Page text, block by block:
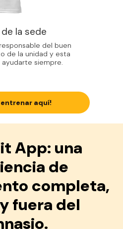
la sede
del buen
de la unidad y esta
siempre.
entrenar aquí!
App: una
de
completa,
fuera del